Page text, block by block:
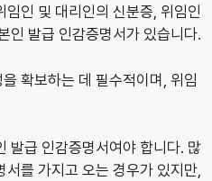
인 및 대리인의 신분증, 위임인
인 발급 인감증명서가 있습니다.
확보하는 데 필수적이며, 위임
발급 인감증명서여야 합니다. 많
를 가지고 오는 경우가 있지만,